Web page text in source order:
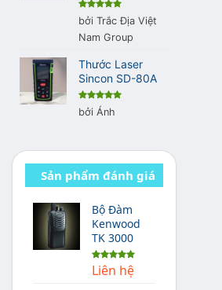
Được xếp
hạng 5 5
sao
bởi Trắc Địa Việt
Nam Group
Thước Laser
Sincon SD-80A
Được xếp
hạng5 5
bởi Ánh
Sản phẩm đánh giá
cao
Bộ Đàm
Kenwood
TK 3000
Được xếp
hạng5.00
Liên hệ